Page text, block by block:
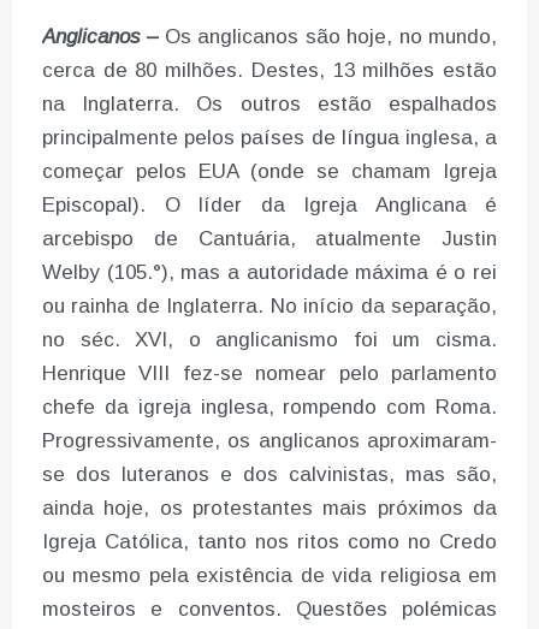
Anglicanos – Os anglicanos são hoje, no mundo,
cerca de 80 milhões. Destes, 13 milhões estão
na Inglaterra. Os outros estão espalhados
principalmente pelos países de língua inglesa, a
começar pelos EUA (onde se chamam Igreja
Episcopal). O líder da Igreja Anglicana é
arcebispo de Cantuária, atualmente Justin
Welby (105.°), mas a autoridade máxima é o rei
ou rainha de Inglaterra. No início da separação,
no séc. XVI, o anglicanismo foi um cisma.
Henrique VIII fez-se nomear pelo parlamento
chefe da igreja inglesa, rompendo com Roma.
Progressivamente, os anglicanos aproximaram-
se dos luteranos e dos calvinistas, mas são,
ainda hoje, os protestantes mais próximos da
Igreja Católica, tanto nos ritos como no Credo
ou mesmo pela existência de vida religiosa em
mosteiros e conventos. Questões polémicas